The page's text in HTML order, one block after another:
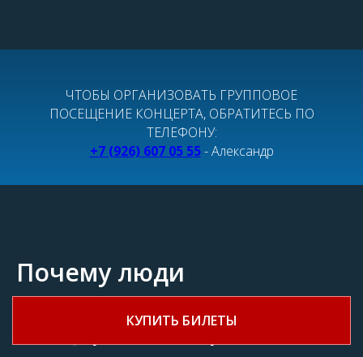
КУПИТЬ БИЛЕТЫ
ЧТОБЫ ОРГАНИЗОВАТЬ ГРУППОВОЕ
ПОСЕЩЕНИЕ КОНЦЕРТА, ОБРАТИТЕСЬ ПО
ТЕЛЕФОНУ:
+7 (926) 607 05 55 - Александр
Почему люди
возвращаются на
концерты Макарских